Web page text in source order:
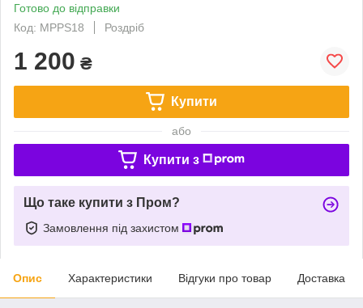
Готово до відправки
Код: MPPS18
Роздріб
1 200 ₴
Купити
або
Купити з
Що таке купити з Пром?
Замовлення під захистом
Опис Характеристики Відгуки про товар Доставка